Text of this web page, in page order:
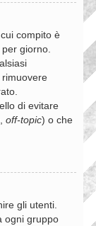
compito è
giorno.
di evitare
off-topic) o che
gli utenti.
ogni gruppo